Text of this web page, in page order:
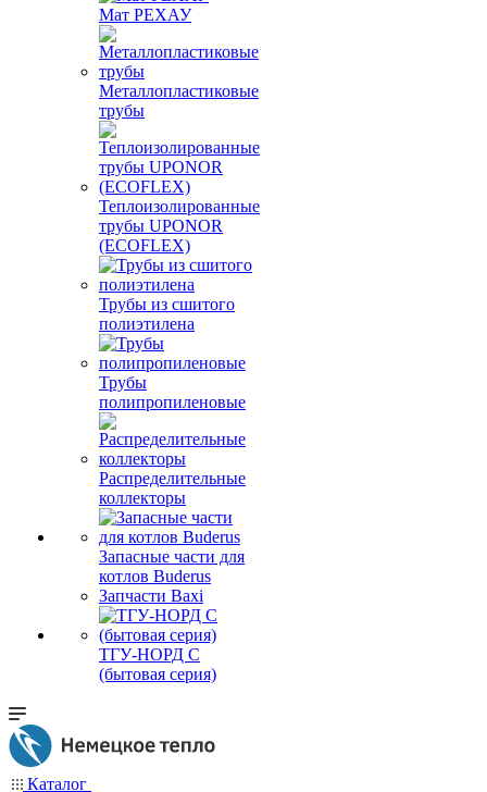
Мат РЕХАУ
Металлопластиковые
трубы
Теплоизолированные
трубы UPONOR
(ECOFLEX)
Трубы из сшитого
полиэтилена
Трубы
полипропиленовые
Распределительные
коллекторы
Запасные части для
котлов Buderus
Запчасти Baxi
ТГУ-НОРД С
(бытовая серия)
Каталог